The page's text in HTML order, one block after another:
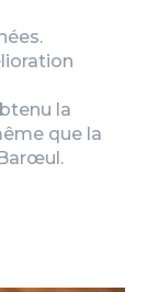
la
que la